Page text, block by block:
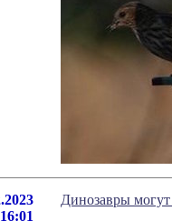
16:01
Динозавры